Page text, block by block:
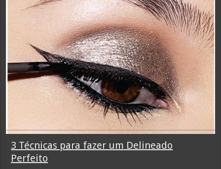
3 Técnicas para fazer um Delineado
Perfeito